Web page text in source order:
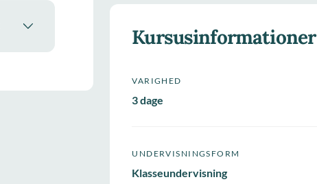
Kursusinformationer
VARIGHED
3 dage
UNDERVISNINGSFORM
Klasseundervisning